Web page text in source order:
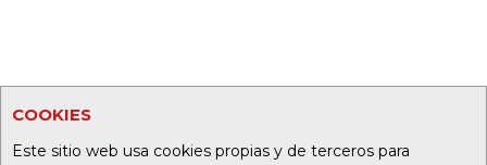
COOKIES
Este sitio web usa cookies propias y de terceros para